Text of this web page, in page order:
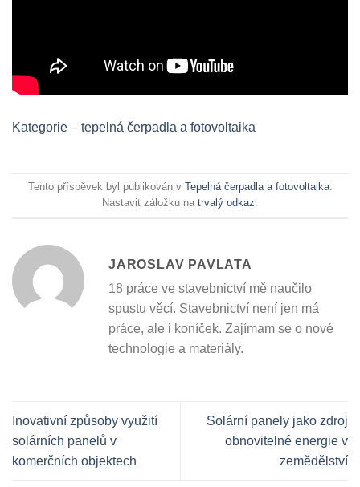
Kategorie – tepelná čerpadla a fotovoltaika
Tento příspěvek byl publikován v Tepelná čerpadla a fotovoltaika.
Nastavit záložku na trvalý odkaz.
JAROSLAV PAVLATA
18 práce ve stavebnictví mě naučilo
spustu věcí. Stavebnictví není jen má
práce, ale i koníček. Zajímam se o nové
technologie a materiály.
Inovativní způsoby využití
solárních panelů v
komerčních objektech
Solární panely jako zdroj
obnovitelné energie v
zemědělství